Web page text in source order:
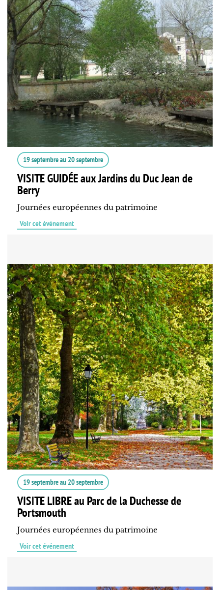
19 septembreau 20 septembre
VISITE GUIDÉE aux Jardins du Duc Jean de
Berry
Journées européennes du patrimoine
Voir cet événement
19 septembreau 20 septembre
VISITE LIBRE au Parc de la Duchesse de
Portsmouth
Journées européennes du patrimoine
Voir cet événement